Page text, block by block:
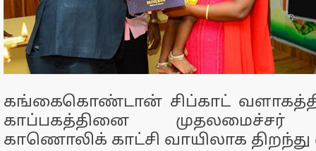
கங்கைகொண்டான் சிப்காட்
காப்பகத்தினை முதலமைச்சர்
காணொலிக் காட்சி வாயிலாக